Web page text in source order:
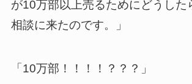
が10万部以上売るためにどうし
相談に来たのです。」
「10万部！！！！？？？」